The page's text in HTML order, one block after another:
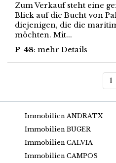
Zum Verkauf steht eine
Blick auf die Bucht von
diejenigen, die die
möchten. Mit...
P-48: mehr Details
1
Immobilien ANDRATX
Immobilien BUGER
Immobilien CALVIA
Immobilien CAMPOS